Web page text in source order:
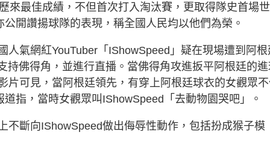
來最佳成績，不但首次打入淘汰賽，更取得隊史首場
開讚揚球隊的表現，稱全國人民均以他們為榮。
人氣網紅YouTuber「IShowSpeed」疑在現場遭到阿根
持佛得角，並進行直播。當佛得角攻進扳平阿根廷的
片可見，當阿根廷領先，有穿上阿根廷球衣的女觀眾
指，當時女觀眾叫IShowSpeed「去動物園哭吧」。
不斷向IShowSpeed做出侮辱性動作，包括扮成猴子模